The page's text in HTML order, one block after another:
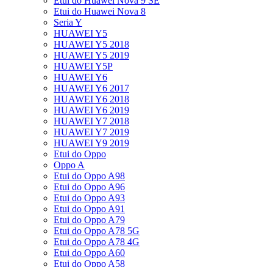
Etui do Huawei Nova 8
Seria Y
HUAWEI Y5
HUAWEI Y5 2018
HUAWEI Y5 2019
HUAWEI Y5P
HUAWEI Y6
HUAWEI Y6 2017
HUAWEI Y6 2018
HUAWEI Y6 2019
HUAWEI Y7 2018
HUAWEI Y7 2019
HUAWEI Y9 2019
Etui do Oppo
Oppo A
Etui do Oppo A98
Etui do Oppo A96
Etui do Oppo A93
Etui do Oppo A91
Etui do Oppo A79
Etui do Oppo A78 5G
Etui do Oppo A78 4G
Etui do Oppo A60
Etui do Oppo A58